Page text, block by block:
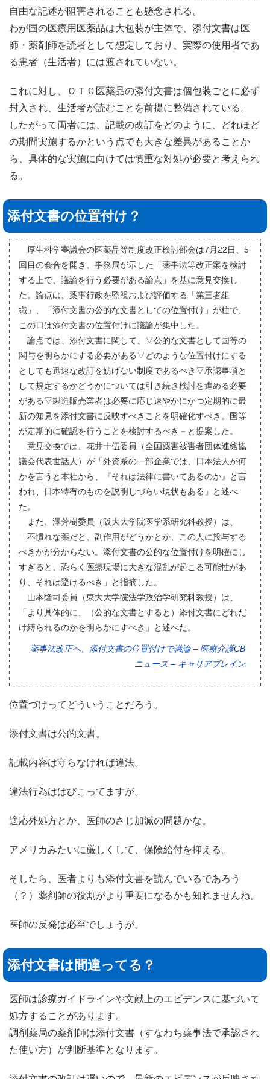
自由な記述が阻害されることも懸念される。
わが国の医療用医薬品は大包装が主体で、添付文書は医
師・薬剤師を読者として想定しており、実際の使用者であ
る患者（生活者）には渡されていない。
これに対し、ＯＴＣ医薬品の添付文書は個包装ごとに必ず
封入され、生活者が読むことを前提に整備されている。
したがって両者には、記載の改訂をどのように、どれほど
の期間実施するかという点でも大きな差異があることか
ら、具体的な実施に向けては慎重な対処が必要と考えられ
る。
添付文書の位置付け？
厚生科学審議会の医薬品等制度改正検討部会は7月22日、5
回目の会合を開き、事務局が示した「薬事法等改正案を検討
する上で、議論を行う必要がある論点」を基に意見交換し
た。論点は、薬事行政を監視および評価する「第三者組
織」、「添付文書の公的な文書としての位置付け」が柱で、
この日は添付文書の位置付けに議論が集中した。
論点では、添付文書に関して、▽公的な文書として国等の
関与を明らかにする必要がある▽どのような位置付けにする
としても迅速な改訂を妨げない制度であるべき▽承認事項と
して規定するかどうかについては引き続き検討を進める必要
がある▽製造販売業者は必要に応じ速やかにかつ定期的に最
新の知見を添付文書に反映すべきことを明確化すべき。国等
が定期的に確認を行うことを検討するべき－と提案した。
意見交換では、花井十伍委員（全国薬害被害者団体連絡協
議会代表世話人）が「外資系の一部企業では、日本法人が何
かを言うと本社から、『それは法律に書いてあるのか』と言
われ、日本特有のものを説明しづらい現状もある」と述べ
た。
また、澤芳樹委員（阪大大学院医学系研究科教授）は、
「不慣れな薬だと、副作用がどうかとか、この人に投与する
べきかが分からない。添付文書の公的な位置付けを明確にし
すぎると、恐らく医療現場に大きな混乱が起こる可能性があ
り、それは避けるべき」と指摘した。
山本隆司委員（東大大学院法学政治学研究科教授）は、
「より具体的に、（公的な文書とすると）添付文書にどれだ
け縛られるのかを明らかにすべき」と述べた。
薬事法改正へ、添付文書の位置付けで議論 – 医療介護CB
ニュース – キャリアブレイン
位置づけってどういうことだろう。
添付文書は公的文書。
記載内容は守らなければ違法。
違法行為ははびこってますが。
適応外処方とか、医師のさじ加減の問題かな。
アメリカみたいに厳しくして、保険給付を抑える。
そしたら、医者よりも添付文書を読んでいるであろう
（？）薬剤師の役割がより重要になるかも知れませんね。
医師の反発は必至でしょうが。
添付文書は間違ってる？
医師は診療ガイドラインや文献上のエビデンスに基づいて
処方することがあります。
調剤薬局の薬剤師は添付文書（すなわち薬事法で承認され
た使い方）が判断基準となります。